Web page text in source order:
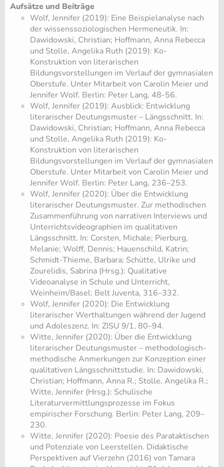
Aufsätze und Beiträge
Wolf, Jennifer (2019): Eine Beispielanalyse nach
der wissenssoziologischen Hermeneutik. In:
Dawidowski, Christian; Hoffmann, Anna Rebecca
und Stolle, Angelika Ruth (2019): Ko-
Konstruktion von literarischen
Bildungsvorstellungen im Verlauf der gymnasialen
Oberstufe. Unter Mitarbeit von Carolin Meier und
Jennifer Wolf. Berlin: Peter Lang, 48-56.
Wolf, Jennifer (2019): Ausblick: Entwicklung
literarischer Deutungsmuster – Längsschnitt. In:
Dawidowski, Christian; Hoffmann, Anna Rebecca
und Stolle, Angelika Ruth (2019): Ko-
Konstruktion von literarischen
Bildungsvorstellungen im Verlauf der gymnasialen
Oberstufe. Unter Mitarbeit von Carolin Meier und
Jennifer Wolf. Berlin: Peter Lang, 236–253.
Wolf, Jennifer (2020): Über die Entwicklung
literarischer Deutungsmuster. Zur methodischen
Zusammenführung von narrativen Interviews und
Unterrichtsvideographien im qualitativen
Längsschnitt. In: Corsten, Michale; Pierburg,
Melanie; Wolff, Dennis; Hauenschild, Katrin;
Schmidt-Thieme, Barbara; Schütte, Ulrike und
Zourelidis, Sabrina (Hrsg.): Qualitative
Videoanalyse in Schule und Unterricht,
Weinheim/Basel: Belt Juventa, 316–332.
Wolf, Jennifer (2020): Die Entwicklung
literarischer Werthaltungen während der Jugend
und Adoleszenz. In: ZISU 9/1, 80–94.
Witte, Jennifer (2020): Über die Entwicklung
literarischer Deutungsmuster – methodologisch-
methodische Anmerkungen zur Konzeption einer
qualitativen Längsschnittstudie. In: Dawidowski,
Christian; Hoffmann, Anna R.; Stolle, Angelika R.;
Witte, Jennifer (Hrsg.): Schulische
Literaturvermittlungsprozesse im Fokus
empirischer Forschung. Berlin: Peter Lang, 209–
230.
Witte, Jennifer (2020): Poesie des Parataktischen
und Potenziale von Leerstellen. Didaktische
Perspektiven auf Vierzehn (2016) von Tamara